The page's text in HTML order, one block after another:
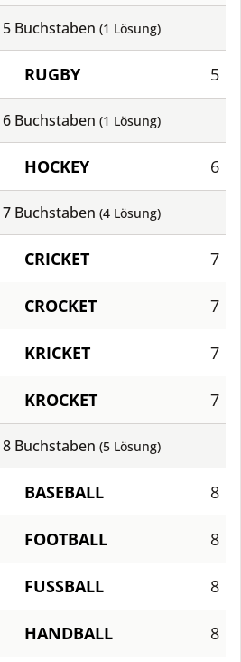
5 Buchstaben (1 Lösung)
RUGBY 5
6 Buchstaben (1 Lösung)
HOCKEY 6
7 Buchstaben (4 Lösung)
CRICKET 7
CROCKET 7
KRICKET 7
KROCKET 7
8 Buchstaben (5 Lösung)
BASEBALL 8
FOOTBALL 8
FUSSBALL 8
HANDBALL 8